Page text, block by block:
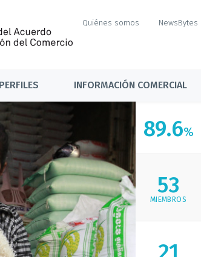
Quiénes somos NewsBytes
PERFILES INFORMACIÓN COMERCIAL
89.6%
53
MIEMBROS